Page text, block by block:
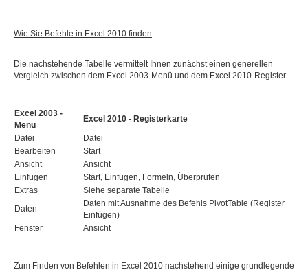
Wie Sie Befehle in Excel 2010 finden
Die nachstehende Tabelle vermittelt Ihnen zunächst einen generellen
Vergleich zwischen dem Excel 2003-Menü und dem Excel 2010-Register.
Excel 2003 -
Menü
Excel 2010 - Registerkarte
Datei
Datei
Bearbeiten
Start
Ansicht
Ansicht
Einfügen
Start, Einfügen, Formeln, Überprüfen
Extras
Siehe separate Tabelle
Daten
Daten mit Ausnahme des Befehls PivotTable (Register
Einfügen)
Fenster
Ansicht
Zum Finden von Befehlen in Excel 2010 nachstehend einige grundlegende